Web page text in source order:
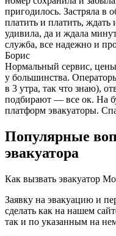
пригодилось. Застряла в
платить и платить,
удивила, да и ждала
служба, все надежно и
Борис
Нормальный сервис,
у большинства.
в 3 утра, так что знаю),
подбирают — все ок. На
платформ эвакуаторы.
Популярные
эвакуатора
Как вызвать эвакуатор
Заявку на эвакуацию и
сделать как на нашем
так и по указанным на